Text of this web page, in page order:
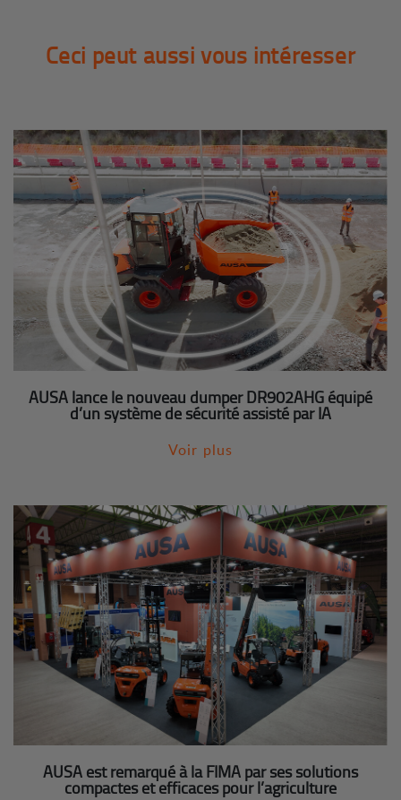
Ceci peut aussi vous intéresser
AUSA lance le nouveau dumper DR902AHG équipé
d’un système de sécurité assisté par IA
Voir plus
AUSA est remarqué à la FIMA par ses solutions
compactes et efficaces pour l’agriculture